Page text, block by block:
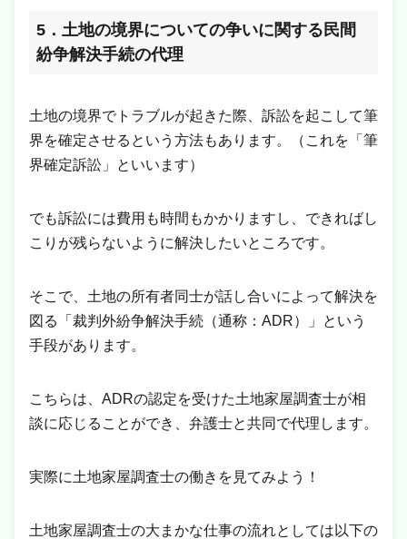
5．土地の境界についての争いに関する民間
紛争解決手続の代理
土地の境界でトラブルが起きた際、訴訟を起こして筆
界を確定させるという方法もあります。（これを「筆
界確定訴訟」といいます）
でも訴訟には費用も時間もかかりますし、できればし
こりが残らないように解決したいところです。
そこで、土地の所有者同士が話し合いによって解決を
図る「裁判外紛争解決手続（通称：ADR）」という
手段があります。
こちらは、ADRの認定を受けた土地家屋調査士が相
談に応じることができ、弁護士と共同で代理します。
実際に土地家屋調査士の働きを見てみよう！
土地家屋調査士の大まかな仕事の流れとしては以下の